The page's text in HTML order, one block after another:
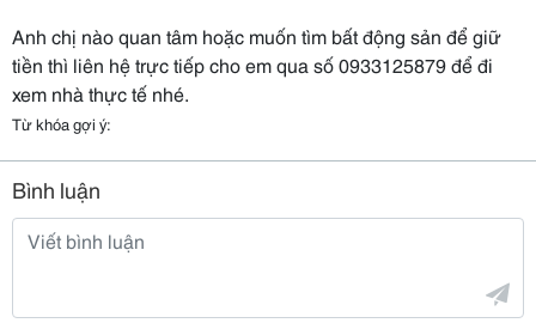
Anh chị nào quan tâm hoặc muốn tìm bất động sản để giữ
tiền thì liên hệ trực tiếp cho em qua số 0933125879 để đi
xem nhà thực tế nhé.
Từ khóa gợi ý:
Bình luận